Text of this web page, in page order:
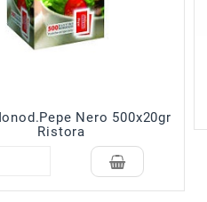
Nero 500x20gr
Ristora